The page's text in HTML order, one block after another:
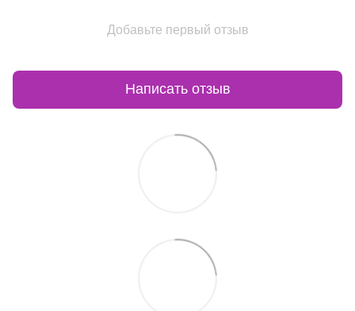
Добавьте первый отзыв
Написать отзыв